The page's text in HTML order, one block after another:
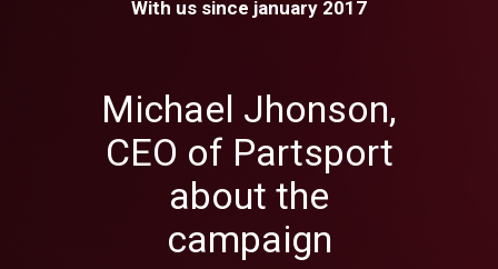
With us since january 2017
Michael Jhonson,
CEO of Partsport
about the
campaign